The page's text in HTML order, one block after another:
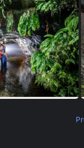
Grotte du Moulin de Vermondans, (Photo Romain Venot) 2